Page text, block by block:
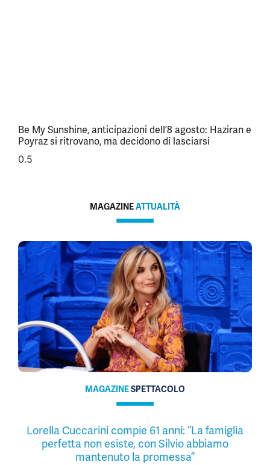
Be My Sunshine, anticipazioni dell’8 agosto: Haziran e
Poyraz si ritrovano, ma decidono di lasciarsi
MAGAZINEATTUALITÀ
MAGAZINESPETTACOLO
Lorella Cuccarini compie 61 anni: “La famiglia
perfetta non esiste, con Silvio abbiamo
mantenuto la promessa”